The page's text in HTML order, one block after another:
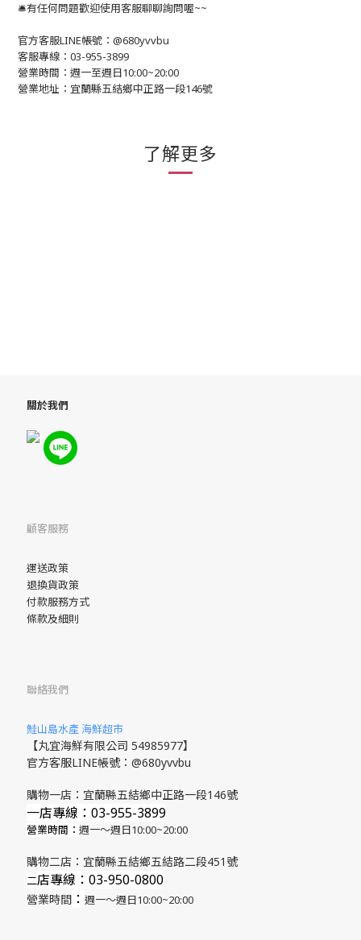
🛎有任何問題歡迎使用客服聊聊詢問喔~~
官方客服LINE帳號：@680yvvbu
客服專線：03-955-3899
營業時間：週一至週日10:00~20:00
營業地址：宜蘭縣五結鄉中正路一段146號
了解更多
關於我們
顧客服務
運送政策
退換貨政策
付款服務方式
條款及細則
聯絡我們
鮭山島水產 海鮮超市
【丸宜海鮮有限公司 54985977】
官方客服LINE帳號：@680yvvbu
購物一店：宜蘭縣五結鄉中正路一段146號
一店專線：03-955-3899
營業時間： 週一～週日10:00~20:00
購物二店：宜蘭縣五結鄉五結路二段451號
​二店專線 ：03-950-0800
營業時間 ： 週一～週日10:00~20:00